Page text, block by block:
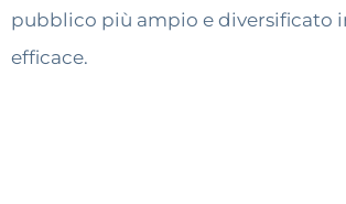
pubblico più ampio e diversificato
efficace.